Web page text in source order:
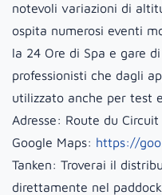
notevoli variazioni di
ospita numerosi eventi
la 24 Ore di Spa e gare
professionisti che dagli
utilizzato anche per test
Adresse: Route du
Google Maps: https://
Tanken: Troverai il
direttamente nel